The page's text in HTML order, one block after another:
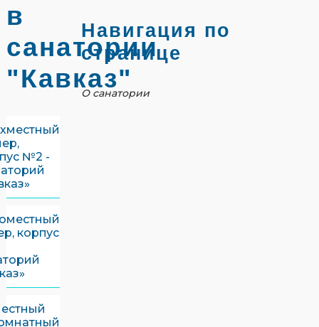
в
санатории
"Кавказ"
№2 -
корпус
Навигация по
странице
О санатории